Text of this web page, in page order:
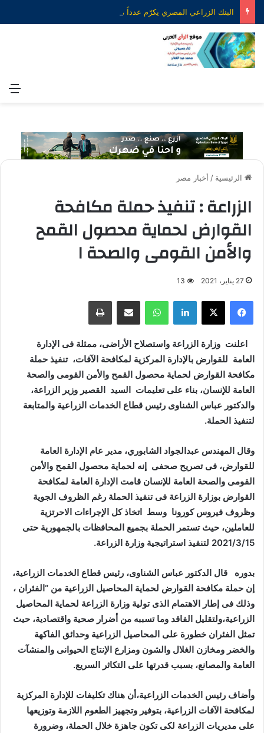
الرئيسية / أخبار مصر
الزراعة : تنفيذ حملة مكافحة
القوارض لحماية محصول القمح
والأمن القومى والصحة ا
27 يناير، 2021 13
فيسبوك X لينكدإن واتساب مشاركة عبر البريد طباعة
اعلنت وزارة الزراعة واستصلاح الأراضى، ممثلة فى الإدارة
العامة للقوارض بالإدارة المركزية لمكافحة الآفات، تنفيذ حملة
مكافحة القوارض لحماية محصول القمح والأمن القومى والصحة
العامة للإنسان، بناء على تعليمات السيد القصير وزير الزراعة،
والدكتور عباس الشناوى رئيس قطاع الخدمات الزراعية والمتابعة
لتنفيذ الحملة.
وقال المهندس عبدالجواد الشابوري، مدير عام الإدارة العامة
للقوارض، فى تصريح صحفى إنه لحماية محصول القمح والأمن
القومى والصحة العامة للإنسان قامت الإدارة العامة لمكافحة
القوارض بوزارة الزراعة فى تنفيذ الحملة رغم الظروف الجوية
وظروف فيروس كورونا وسط اتخاذ كل الإجراءات الاحرتزية
للعاملين، حيث تستمر الحملة بجميع المحافظات بالجمهورية حتى
2021/3/15 لتنفيذ استراتيجية وزارة الزراعة.
بدوره قال الدكتور عباس الشناوى، رئيس قطاع الخدمات الزراعية،
إن حملة مكافحة القوارض لحماية المحاصيل الزراعية من “الفئران ،
وذلك فى إطار الاهتمام الذى تولية وزارة الزراعة لحماية المحاصيل
الزراعية،ولتقليل الفاقد وما تسببه من أضرار صحية واقتصادية، حيث
تمثل الفئران خطورة على المحاصيل الزراعية وحدائق الفاكهة
والخضر ومخازن الغلال والشون ومزارع الإنتاج الحيوانى والمنشآت
العامة والمصانع، بسبب قدرتها على التكاثر السريع.
وأضاف رئيس الخدمات الزراعية،أن هناك تكليفات للإدارة المركزية
لمكافحة الآفات الزراعية، بتوفير وتجهيز الطعوم اللازمة وتوزيعها
على مديريات الزراعة لكى تكون جاهزة خلال الحملة، وضرورة